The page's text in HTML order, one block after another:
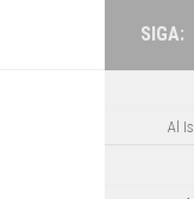
SIGA:
Al